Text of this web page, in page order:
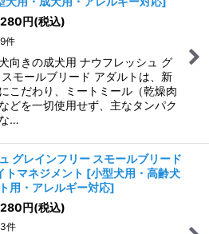
円(税込)
件
向きの成犬用 ナウフレッシュ グ
モールブリード アダルトは、新
こだわり、ミートミール（乾燥肉
どを一切使用せず、主なタンパク
…
グレインフリー スモールブリード
トマネジメント [小型犬用・高齢犬
用・アレルギー対応]
円(税込)
件